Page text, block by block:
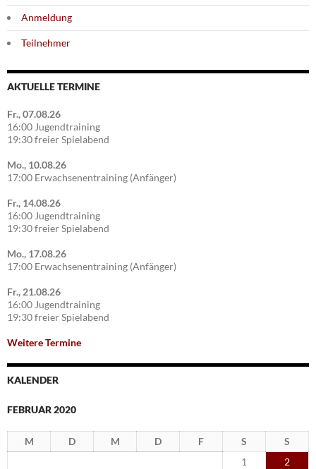
Anmeldung
Teilnehmer
AKTUELLE TERMINE
Fr., 07.08.26
16:00 Jugendtraining
19:30 freier Spielabend
Mo., 10.08.26
17:00 Erwachsenentraining (Anfänger)
Fr., 14.08.26
16:00 Jugendtraining
19:30 freier Spielabend
Mo., 17.08.26
17:00 Erwachsenentraining (Anfänger)
Fr., 21.08.26
16:00 Jugendtraining
19:30 freier Spielabend
Weitere Termine
KALENDER
FEBRUAR 2020
M D M D F S
S
1
2